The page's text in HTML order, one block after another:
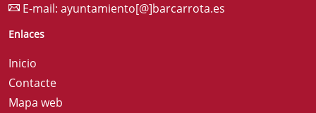
E-mail: ayuntamiento[@]barcarrota.es
Enlaces
Inicio
Contacte
Mapa web